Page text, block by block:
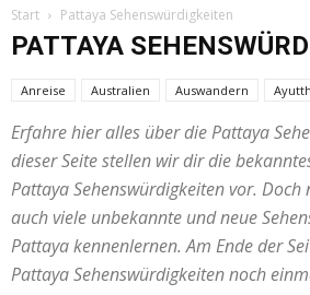
Thailand
Start Pattaya Sehenswürdigkeiten
PATTAYA
Anreise Australien Auswandern
Erfahre hier alles über die Pattaya
dieser Seite stellen wir dir die
Pattaya Sehenswürdigkeiten vor.
auch viele unbekannte und neue
Pattaya kennenlernen. Am Ende der
Pattaya Sehenswürdigkeiten noch